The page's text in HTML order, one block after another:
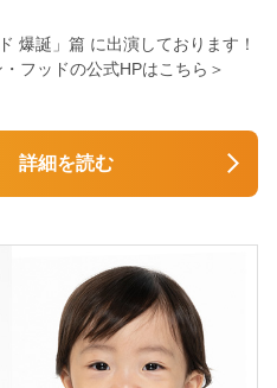
爆誕」篇 に出演しております！
フッドの公式HPはこちら＞
詳細を読む